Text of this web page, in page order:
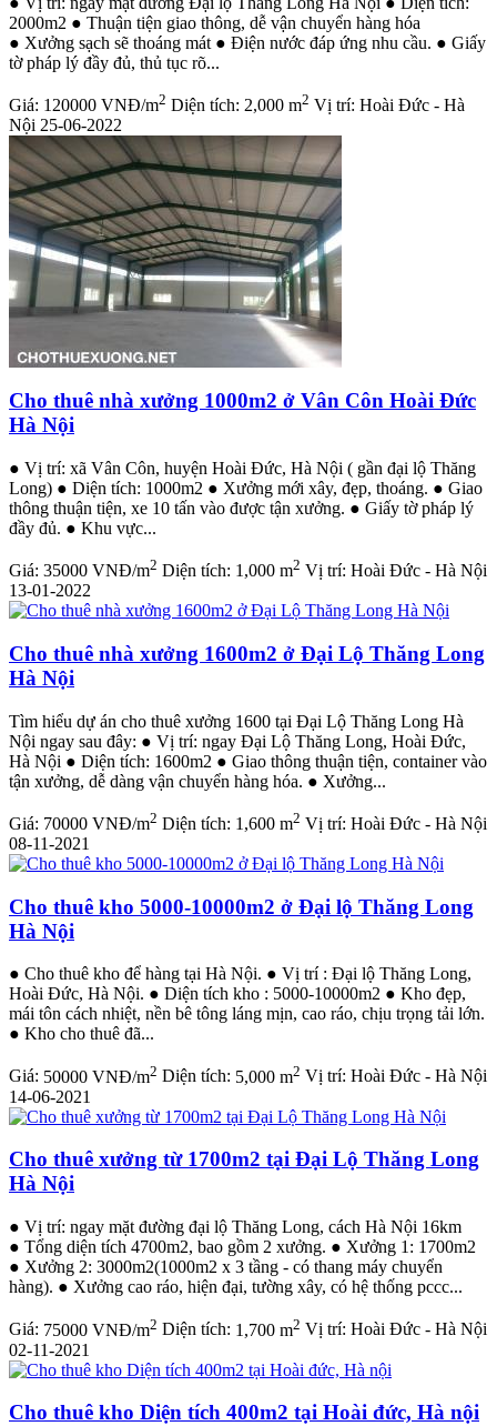
2000m2 ● Thuận tiện giao thông, dễ vận chuyển hàng hóa
● Xưởng sạch sẽ thoáng mát ● Điện nước đáp ứng nhu cầu. ● Giấy
tờ pháp lý đầy đủ, thủ tục rõ...
Giá: 120000 VNĐ/m2 Diện tích: 2,000 m2 Vị trí: Hoài Đức - Hà
Nội 25-06-2022
Cho thuê nhà xưởng 1000m2 ở Vân Côn Hoài Đức
Hà Nội
● Vị trí: xã Vân Côn, huyện Hoài Đức, Hà Nội ( gần đại lộ Thăng
Long) ● Diện tích: 1000m2 ● Xưởng mới xây, đẹp, thoáng. ● Giao
thông thuận tiện, xe 10 tấn vào được tận xưởng. ● Giấy tờ pháp lý
đầy đủ. ● Khu vực...
Giá: 35000 VNĐ/m2 Diện tích: 1,000 m2 Vị trí: Hoài Đức - Hà Nội
13-01-2022
Cho thuê nhà xưởng 1600m2 ở Đại Lộ Thăng Long
Hà Nội
Tìm hiểu dự án cho thuê xưởng 1600 tại Đại Lộ Thăng Long Hà
Nội ngay sau đây: ● Vị trí: ngay Đại Lộ Thăng Long, Hoài Đức,
Hà Nội ● Diện tích: 1600m2 ● Giao thông thuận tiện, container vào
tận xưởng, dễ dàng vận chuyển hàng hóa. ● Xưởng...
Giá: 70000 VNĐ/m2 Diện tích: 1,600 m2 Vị trí: Hoài Đức - Hà Nội
08-11-2021
Cho thuê kho 5000-10000m2 ở Đại lộ Thăng Long
Hà Nội
● Cho thuê kho để hàng tại Hà Nội. ● Vị trí : Đại lộ Thăng Long,
Hoài Đức, Hà Nội. ● Diện tích kho : 5000-10000m2 ● Kho đẹp,
mái tôn cách nhiệt, nền bê tông láng mịn, cao ráo, chịu trọng tải lớn.
● Kho cho thuê đã...
Giá: 50000 VNĐ/m2 Diện tích: 5,000 m2 Vị trí: Hoài Đức - Hà Nội
14-06-2021
Cho thuê xưởng từ 1700m2 tại Đại Lộ Thăng Long
Hà Nội
● Vị trí: ngay mặt đường đại lộ Thăng Long, cách Hà Nội 16km
● Tổng diện tích 4700m2, bao gồm 2 xưởng. ● Xưởng 1: 1700m2
● Xưởng 2: 3000m2(1000m2 x 3 tầng - có thang máy chuyển
hàng). ● Xưởng cao ráo, hiện đại, tường xây, có hệ thống pccc...
Giá: 75000 VNĐ/m2 Diện tích: 1,700 m2 Vị trí: Hoài Đức - Hà Nội
02-11-2021
Cho thuê kho Diện tích 400m2 tại Hoài đức, Hà nội